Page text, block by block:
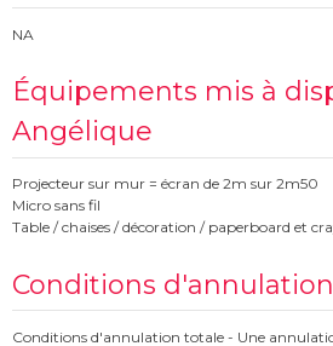
NA
Équipements mis à
Angélique
Projecteur sur mur = écran de 2m sur 2m50
Micro sans fil
Table / chaises / décoration / paperboard et
Conditions d'annulation
Conditions d'annulation totale - Une